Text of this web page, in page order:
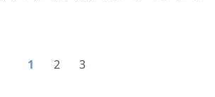
1 2 3